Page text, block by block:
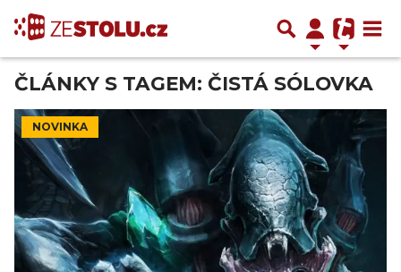
ČLÁNKY S TAGEM: ČISTÁ SÓLOVKA
NOVINKA